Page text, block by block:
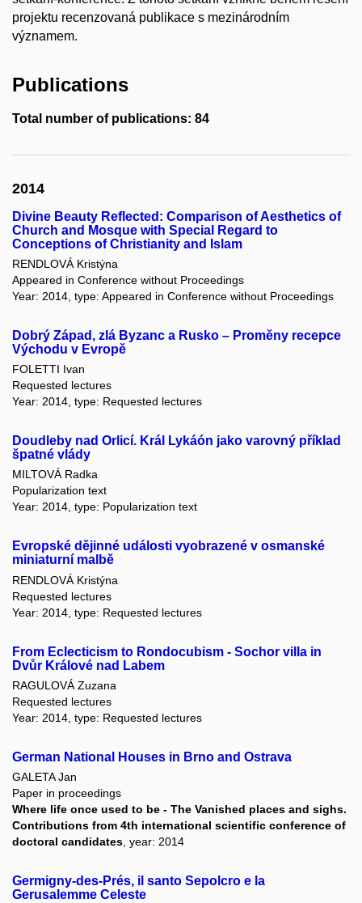
projektu recenzovaná publikace s mezinárodním
významem.
Publications
Total number of publications: 84
2014
Divine Beauty Reflected: Comparison of Aesthetics of
Church and Mosque with Special Regard to
Conceptions of Christianity and Islam
RENDLOVÁ Kristýna
Appeared in Conference without Proceedings
Year: 2014, type: Appeared in Conference without Proceedings
Dobrý Západ, zlá Byzanc a Rusko – Proměny recepce
Východu v Evropě
FOLETTI Ivan
Requested lectures
Year: 2014, type: Requested lectures
Doudleby nad Orlicí. Král Lykáón jako varovný příklad
špatné vlády
MILTOVÁ Radka
Popularization text
Year: 2014, type: Popularization text
Evropské dějinné události vyobrazené v osmanské
miniaturní malbě
RENDLOVÁ Kristýna
Requested lectures
Year: 2014, type: Requested lectures
From Eclecticism to Rondocubism - Sochor villa in
Dvůr Králové nad Labem
RAGULOVÁ Zuzana
Requested lectures
Year: 2014, type: Requested lectures
German National Houses in Brno and Ostrava
GALETA Jan
Paper in proceedings
Where life once used to be - The Vanished places and sighs.
Contributions from 4th international scientific conference of
doctoral candidates, year: 2014
Germigny-des-Prés, il santo Sepolcro e la
Gerusalemme Celeste